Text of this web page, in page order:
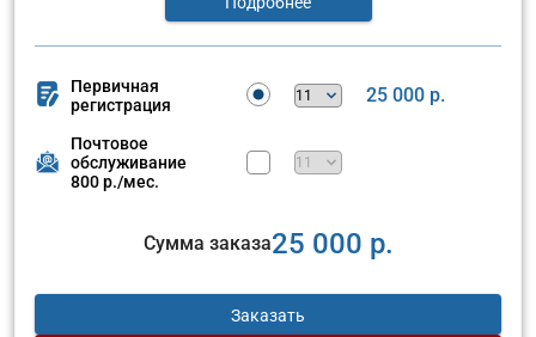
Первичная
регистрация
25 000 р.
Почтовое
обслуживание
800 р./мес.
Сумма заказа25 000 р.
Заказать